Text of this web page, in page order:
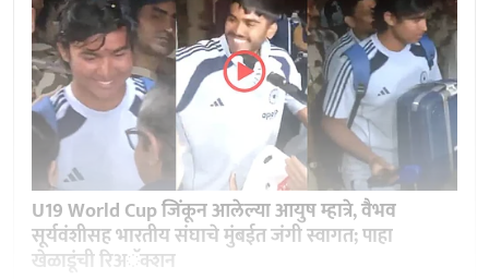
U19 World Cup जिंकून आलेल्या आयुष म्हात्रे, वैभव
सूर्यवंशीसह भारतीय संघाचे मुंबईत जंगी स्वागत; पाहा
खेळाडूंची रिअॅक्शन